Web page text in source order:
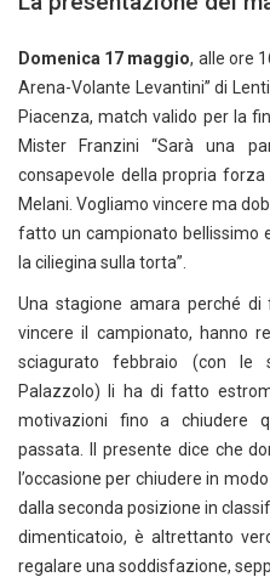
Domenica 17 maggio, alle ore
Arena-Volante Levantini” di
Piacenza, match valido per la
Mister Franzini “Sarà una
consapevole della propria
Melani. Vogliamo vincere ma
fatto un campionato bellissimo
la ciliegina sulla torta”.
Una stagione amara perché
vincere il campionato, hanno
sciagurato febbraio (con le
Palazzolo) li ha di fatto
motivazioni fino a chiudere
passata. Il presente dice che
l’occasione per chiudere in
dalla seconda posizione in
dimenticatoio, è altrettanto
regalare una soddisfazione,